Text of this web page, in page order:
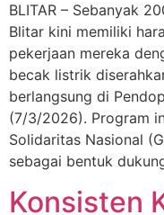
BLITAR – Sebanyak
Blitar kini memiliki
pekerjaan mereka
becak listrik
berlangsung di
(7/3/2026). Program
Solidaritas Nasional
sebagai bentuk
Konsisten